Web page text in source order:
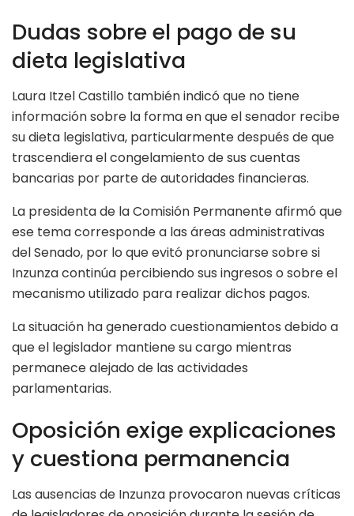
Dudas sobre el pago de su
dieta legislativa
Laura Itzel Castillo también indicó que no tiene
información sobre la forma en que el senador recibe
su dieta legislativa, particularmente después de que
trascendiera el congelamiento de sus cuentas
bancarias por parte de autoridades financieras.
La presidenta de la Comisión Permanente afirmó que
ese tema corresponde a las áreas administrativas
del Senado, por lo que evitó pronunciarse sobre si
Inzunza continúa percibiendo sus ingresos o sobre el
mecanismo utilizado para realizar dichos pagos.
La situación ha generado cuestionamientos debido a
que el legislador mantiene su cargo mientras
permanece alejado de las actividades
parlamentarias.
Oposición exige explicaciones
y cuestiona permanencia
Las ausencias de Inzunza provocaron nuevas críticas